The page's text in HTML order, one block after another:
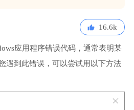
16.6k
应用程序错误代码，通常表明某
遇到此错误，可以尝试用以下方法